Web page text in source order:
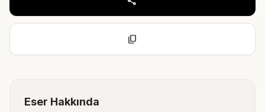
content_copy
Eser Hakkında